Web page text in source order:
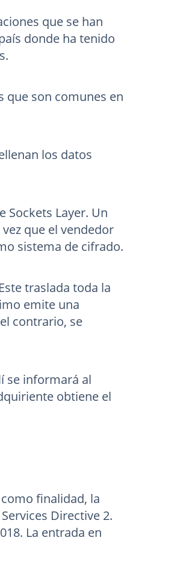
que se han
donde ha tenido
que son comunes en
los datos
Sockets Layer. Un
que el vendedor
sistema de cifrado.
traslada toda la
emite una
contrario, se
se informará al
obtiene el
finalidad, la
Directive 2.
La entrada en